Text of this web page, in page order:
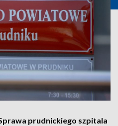
prudnickiego szpitala